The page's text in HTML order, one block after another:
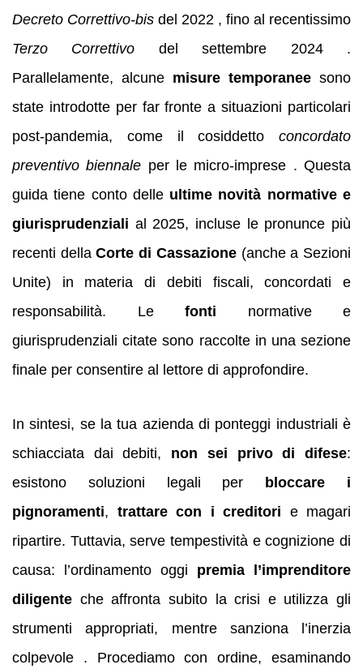
Decreto Correttivo-bis del 2022 , fino al recentissimo
Terzo Correttivo del settembre 2024 .
Parallelamente, alcune misure temporanee sono
state introdotte per far fronte a situazioni particolari
post-pandemia, come il cosiddetto concordato
preventivo biennale per le micro-imprese . Questa
guida tiene conto delle ultime novità normative e
giurisprudenziali al 2025, incluse le pronunce più
recenti dellaCorte di Cassazione(anche a Sezioni
Unite) in materia di debiti fiscali, concordati e
responsabilità. Le fonti normative e
giurisprudenziali citate sono raccolte in una sezione
finale per consentire al lettore di approfondire.
In sintesi, se la tua azienda di ponteggi industriali è
schiacciata dai debiti, non sei privo di difese:
esistono soluzioni legali per bloccare i
pignoramenti, trattare con i creditori e magari
ripartire. Tuttavia, serve tempestività e cognizione di
causa: l’ordinamento oggi premia l’imprenditore
diligente che affronta subito la crisi e utilizza gli
strumenti appropriati, mentre sanziona l’inerzia
colpevole . Procediamo con ordine, esaminando